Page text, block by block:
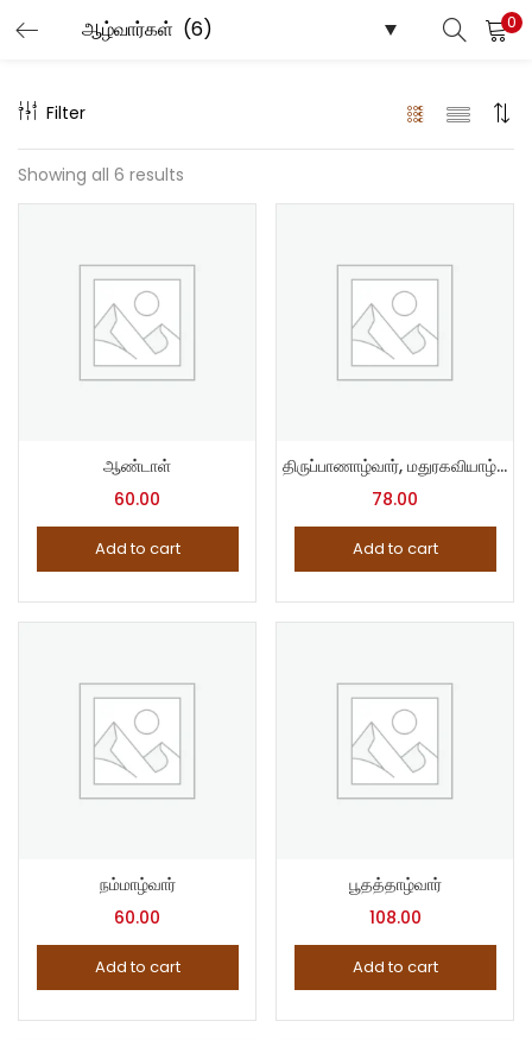
0
Filter
Showing all 6 results
ஆண்டாள்
60.00
Add to cart
திருப்பாணாழ்வார், மதுரகவியாழ்வார்
78.00
Add to cart
நம்மாழ்வார்
60.00
Add to cart
பூதத்தாழ்வார்
108.00
Add to cart
LOGIN
Enter your username and password to login.